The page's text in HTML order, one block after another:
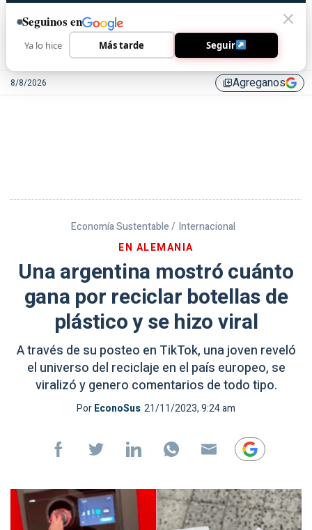
8/8/2026 library_addAgreganos
Economía Sustentable / Internacional
EN ALEMANIA
Una argentina mostró cuánto
gana por reciclar botellas de
plástico y se hizo viral
A través de su posteo en TikTok, una joven reveló
el universo del reciclaje en el país europeo, se
viralizó y genero comentarios de todo tipo.
PorEconoSus 21/11/2023, 9:24 am
Seguinos en
Ya lo hice Más tarde Seguir